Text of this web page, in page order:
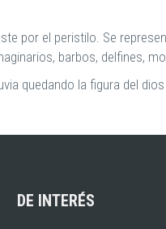
por el peristilo. Se
barbos, delfines,
quedando la figura del
DE INTERÉS